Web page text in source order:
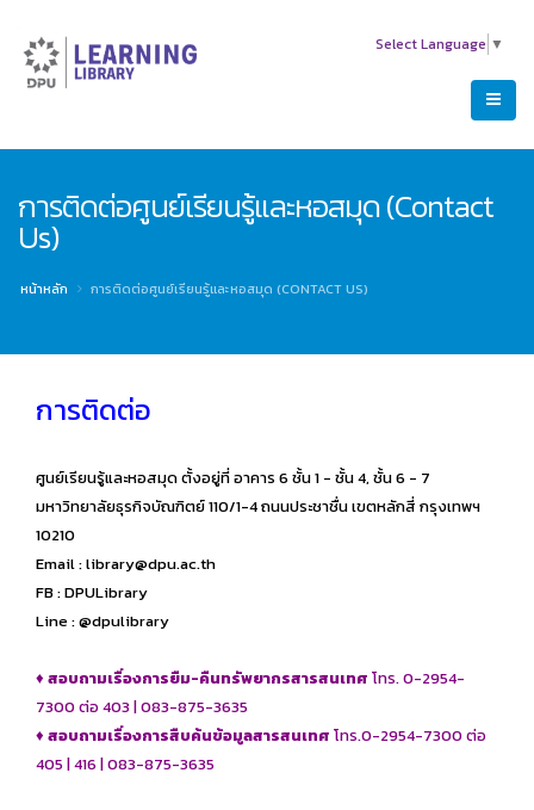
Select Language ▼
การติดต่อศูนย์เรียนรู้และหอสมุด (Contact
Us)
หน้าหลัก การติดต่อศูนย์เรียนรู้และหอสมุด (CONTACT US)
การติดต่อ
ศูนย์เรียนรู้และหอสมุด ตั้งอยู่ที่ อาคาร 6 ชั้น 1 - ชั้น 4, ชั้น 6 - 7
มหาวิทยาลัยธุรกิจบัณฑิตย์ 110/1-4 ถนนประชาชื่น เขตหลักสี่ กรุงเทพฯ
10210
Email :library@dpu.ac.th
FB : DPULibrary
Line : @dpulibrary
♦ สอบถามเรื่องการยืม-คืนทรัพยากรสารสนเทศ โทร. 0-2954-
7300 ต่อ 403 | 083-875-3635
♦ สอบถามเรื่องการสืบค้นข้อมูลสารสนเทศ โทร.0-2954-7300 ต่อ
405 | 416 | 083-875-3635